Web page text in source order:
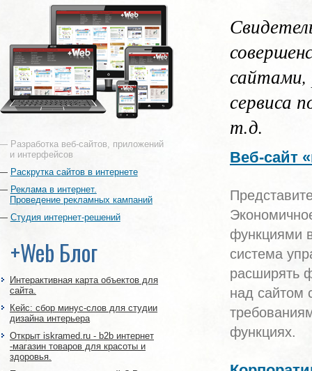
Разработка веб-сайтов, приложений
и интерфейсов
Раскрутка сайтов в интернете
Реклама в интернет.
Проведение рекламных кампаний
Студия интернет-решений
+Web Блог
Интерактивная карта объектов для
сайта.
Кейс: сбор минус-слов для студии
дизайна интерьера
Открыт iskramed.ru - b2b интернет
-магазин товаров для красоты и
здоровья.
сайтами,
сервиса
т.д.
Веб-сайт
функциями
система
расширять
над сайтом
функциях.